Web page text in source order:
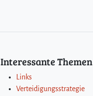
Interessante Themen
Links
Verteidigungsstrategie